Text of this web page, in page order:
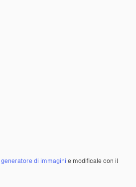
generatore di immagini e modificale con il